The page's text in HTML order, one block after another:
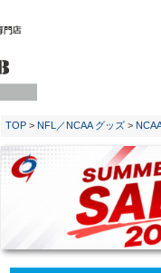
TOP > NFL／NCAA グッズ >